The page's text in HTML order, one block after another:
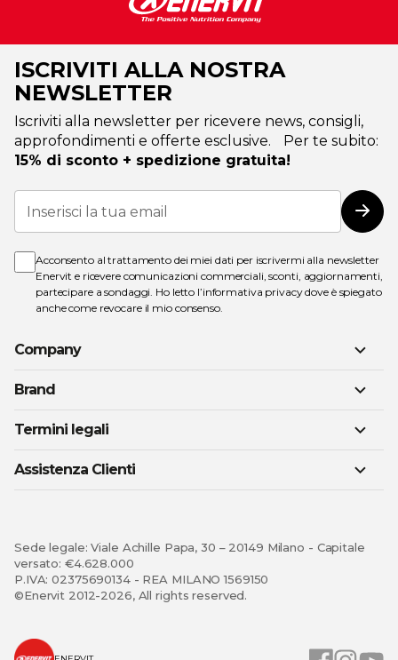
ISCRIVITI ALLA NOSTRA
NEWSLETTER
Iscriviti alla newsletter per ricevere news, consigli,
approfondimenti e offerte esclusive. Per te subito:
15% di sconto + spedizione gratuita!
Iscriviti
alla
nostra
Acconsento al trattamento dei miei dati per iscrivermi alla newsletter
Enervit e ricevere comunicazioni commerciali, sconti, aggiornamenti,
partecipare a sondaggi. Ho letto l’informativa privacydove è spiegato
anche come revocare il mio consenso.
Company
Brand
Termini legali
Assistenza Clienti
Sede legale: Viale Achille Papa, 30 – 20149 Milano - Capitale
versato: €4.628.000
P.IVA: 02375690134 - REA MILANO 1569150
©Enervit 2012-2026, All rights reserved.